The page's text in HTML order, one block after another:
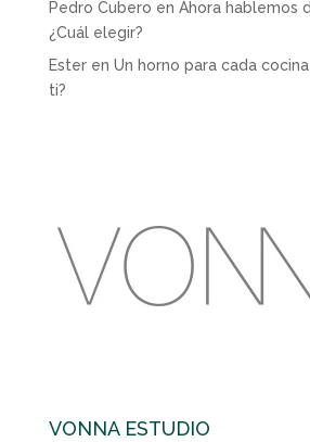
Pedro Cubero en Ahora hablemos
¿Cuál elegir?
Esteren Un horno para cada
ti?
VONNA ESTUDIO